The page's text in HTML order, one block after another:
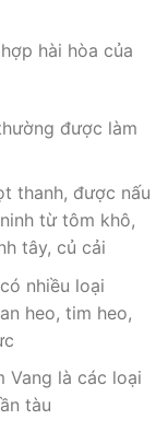
hài hòa của
được làm
thanh, được nấu
từ tôm khô,
tây, củ cải
nhiều loại
heo, tim heo,
Vang là các loại
tàu